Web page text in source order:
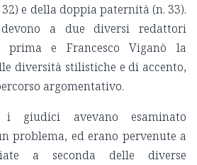
e della doppia paternità (n. 33).
a due diversi redattori
prima e Francesco Viganò la
diversità stilistiche e di accento,
argomentativo.
avevano esaminato
problema, ed erano pervenute a
a seconda delle diverse